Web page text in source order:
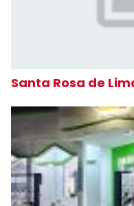
Santa Rosa de